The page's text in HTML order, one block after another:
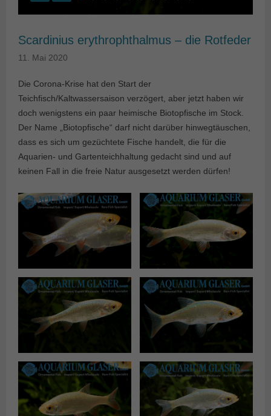
Scardinius erythrophthalmus – die Rotfeder
11. Mai 2020
Die Corona-Krise hat den Start der
Teichfisch/Kaltwassersaison verzögert, aber jetzt haben wir
doch wenigstens ein paar heimische Biotopfische im Stock.
Der Name „Biotopfische“ darf nicht darüber hinwegtäuschen,
dass es sich um gezüchtete Fische handelt, die für die
Aquarien- und Gartenteichhaltung gedacht sind und auf
keinen Fall in die freie Natur ausgesetzt werden dürfen!